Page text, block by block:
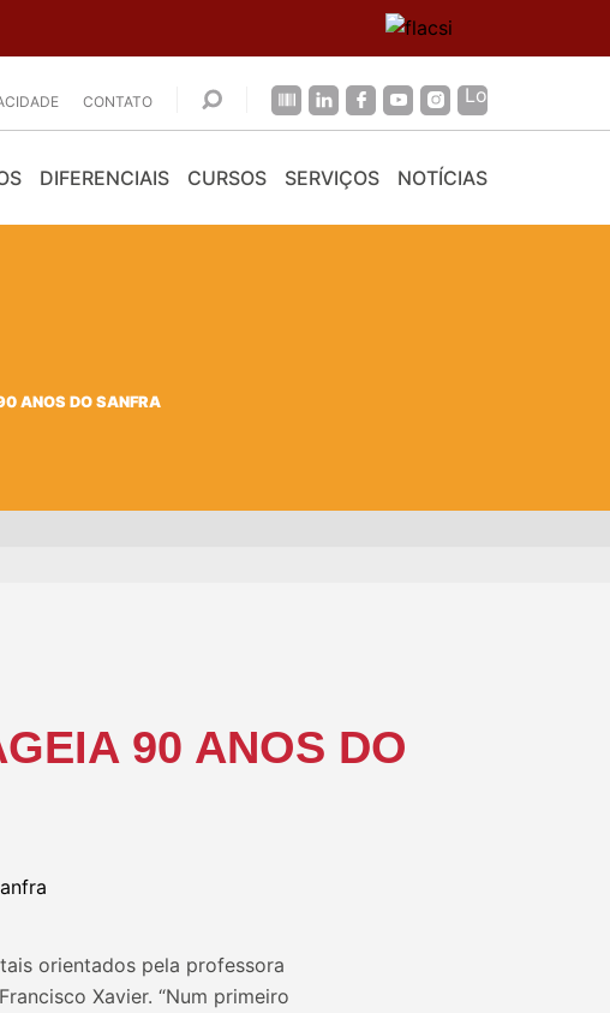
CONTATO
DIFERENCIAIS CURSOS SERVIÇOS NOTÍCIAS
ANOS DO SANFRA
90 ANOS DO
orientados pela professora
Xavier. “Num primeiro